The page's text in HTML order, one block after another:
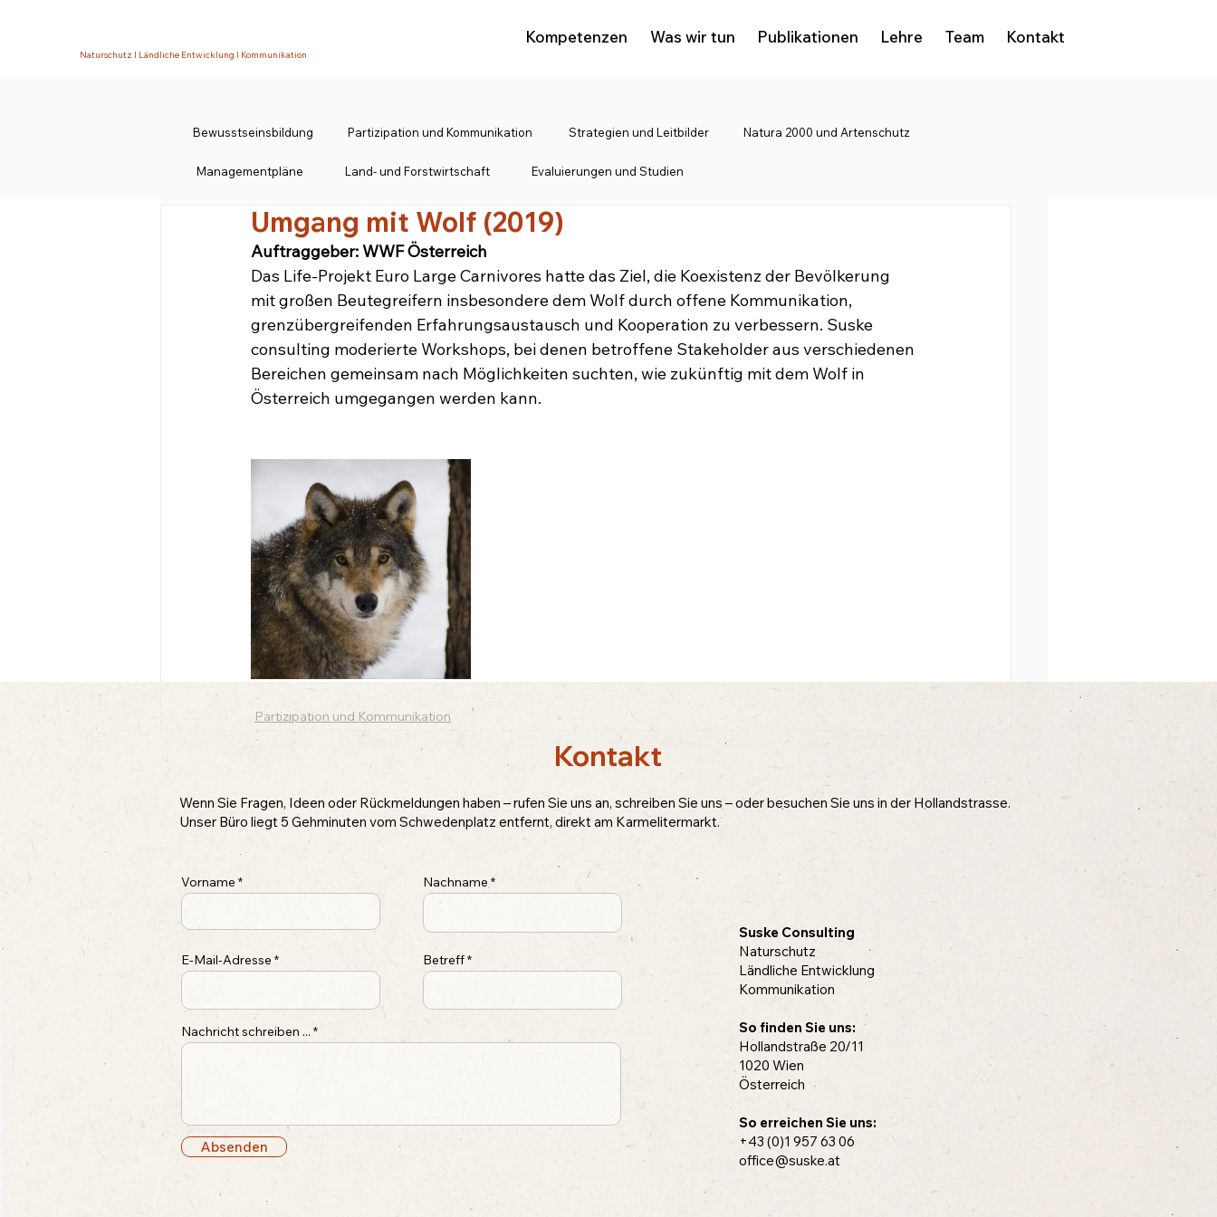
Naturschutz I Ländliche Entwicklung I Kommunikation
Kompetenzen Was wir tun Publikationen Lehre Team Kontakt
Bewusstseinsbildung Partizipation und Kommunikation Strategien und Leitbilder Natura 2000 und Artenschutz
Managementpläne Land- und Forstwirtschaft Evaluierungen und Studien
Umgang mit Wolf (2019)
Auftraggeber: WWF Österreich
Das Life-Projekt Euro Large Carnivores hatte das Ziel, die Koexistenz der Bevölkerung
mit großen Beutegreifern insbesondere dem Wolf durch offene Kommunikation,
grenzübergreifenden Erfahrungsaustausch und Kooperation zu verbessern. Suske
consulting moderierte Workshops, bei denen betroffene Stakeholder aus verschiedenen
Bereichen gemeinsam nach Möglichkeiten suchten, wie zukünftig mit dem Wolf in
Österreich umgegangen werden kann.
Partizipation und Kommunikation
Kontakt
Wenn Sie Fragen, Ideen oder Rückmeldungen haben – rufen Sie uns an, schreiben Sie uns – oder besuchen Sie uns in der Hollandstrasse.
Unser Büro liegt 5 Gehminuten vom Schwedenplatz entfernt, direkt am Karmelitermarkt.
Vorname
E-Mail-Adresse
Nachname
Betreff
Nachricht schreiben ...
Absenden
Suske Consulting
Naturschutz
Ländliche Entwicklung
Kommunikation
So finden Sie uns:
Hollandstraße 20/11
1020 Wien
Österreich
So erreichen Sie uns:
+43 (0)1 957 63 06
office@suske.at